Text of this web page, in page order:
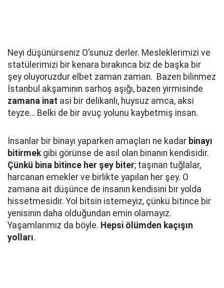
Neyi düşünürseniz O’sunuz derler. Mesleklerimizi ve
statülerimizi bir kenara bırakınca biz de başka bir
şey oluyoruzdur elbet zaman zaman. Bazen bilinmez
İstanbul akşamının sarhoş aşığı, bazen yirmisinde
zamana inat asi bir delikanlı, huysuz amca, aksi
teyze… Belki de bir avuç yolunu kaybetmiş insan.
İnsanlar bir binayı yaparken amaçları ne kadar binayı
bitirmekgibi görünse de asıl olan binanın kendisidir.
Çünkü bina bitince her şey biter; taşınan tuğlalar,
harcanan emekler ve birlikte yapılan her şey. O
zamana ait düşünce de insanın kendisini bir yolda
hissetmesidir. Yol bitsin istemeyiz, çünkü bitince bir
yenisinin daha olduğundan emin olamayız.
Yaşamlarımız da böyle. Hepsi ölümden kaçışın
yolları.